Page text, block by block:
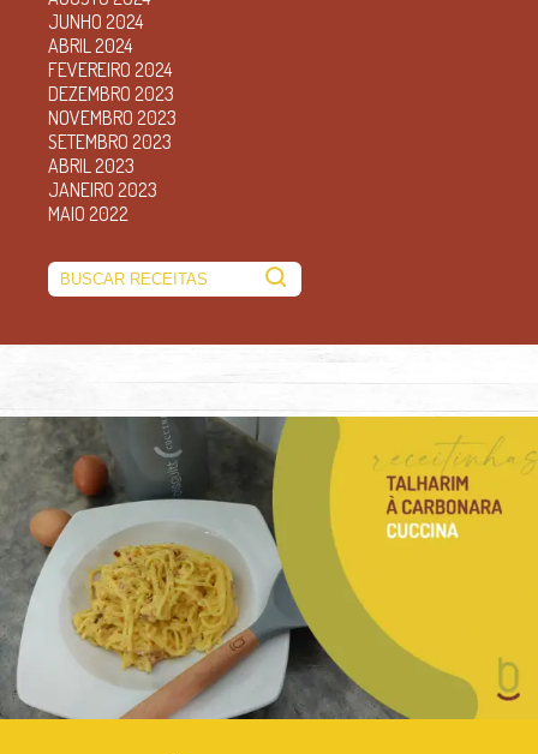
JUNHO 2024
ABRIL 2024
FEVEREIRO 2024
DEZEMBRO 2023
NOVEMBRO 2023
SETEMBRO 2023
ABRIL 2023
JANEIRO 2023
MAIO 2022